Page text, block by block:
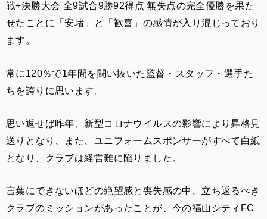
戦+決勝大会 全9試合9勝92得点 無失点の完全優勝を果た
せたことに「安堵」と「歓喜」の感情が入り混じっており
ます。
常に120％で1年間を闘い抜いた監督・スタッフ・選手た
ちを誇りに思います。
思い返せば昨年、新型コロナウイルスの影響により昇格見
送りとなり、また、ユニフォームスポンサーがすべて白紙
となり、クラブは経営難に陥りました。
言葉にできないほどの絶望感と喪失感の中、立ち返るべき
クラブのミッションがあったことが、今の福山シティFC